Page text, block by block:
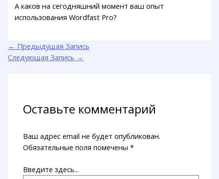
А каков на сегодняшний момент ваш опыт
использования Wordfast Pro?
← Предыдущая Запись
Следующая Запись →
Оставьте комментарий
Ваш адрес email не будет опубликован.
Обязательные поля помечены*
Введите здесь...